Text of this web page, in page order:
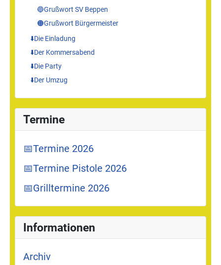
🔵Grußwort SV Beppen
🟠Grußwort Bürgermeister
⬇️Die Einladung
⬇️Der Kommersabend
⬇️Die Party
⬇️Der Umzug
Termine
📅Termine 2026
📅Termine Pistole 2026
📅Grilltermine 2026
Informationen
Archiv